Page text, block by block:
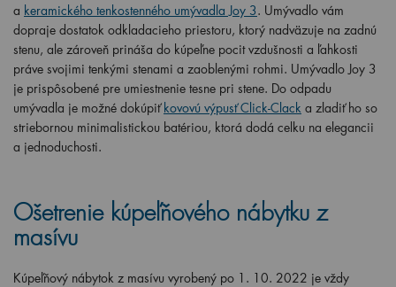
a keramického tenkostenného umývadla Joy 3. Umývadlo vám
dopraje dostatok odkladacieho priestoru, ktorý nadväzuje na zadnú
stenu, ale zároveň prináša do kúpeľne pocit vzdušnosti a ľahkosti
práve svojimi tenkými stenami a zaoblenými rohmi. Umývadlo Joy 3
je prispôsobené pre umiestnenie tesne pri stene. Do odpadu
umývadla je možné dokúpiť kovovú výpusť Click-Clack a zladiť ho so
striebornou minimalistickou batériou, ktorá dodá celku na elegancii
a jednoduchosti.
Ošetrenie kúpeľňového nábytku z
masívu
Kúpeľňový nábytok z masívu vyrobený po 1. 10. 2022 je vždy